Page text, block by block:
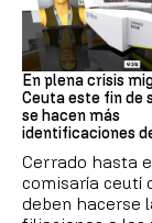
Crisis en Ceuta
En plena crisis
Ceuta este fin de
se hacen más
identificaciones
Cerrado hasta
comisaría ceutí
deben hacerse